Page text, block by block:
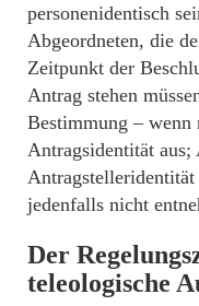
personenidentisch
Abgeordneten, die
Zeitpunkt der
Antrag stehen
Bestimmung –
Antragsidentität aus;
jedenfalls nicht
Der
teleologische